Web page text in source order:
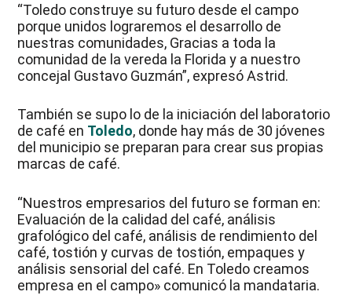
“Toledo construye su futuro desde el campo
porque unidos lograremos el desarrollo de
nuestras comunidades, Gracias a toda la
comunidad de la vereda la Florida y a nuestro
concejal Gustavo Guzmán”, expresó Astrid.
También se supo lo de la iniciación del laboratorio
de café en Toledo, donde hay más de 30 jóvenes
del municipio se preparan para crear sus propias
marcas de café.
“Nuestros empresarios del futuro se forman en:
Evaluación de la calidad del café, análisis
grafológico del café, análisis de rendimiento del
café, tostión y curvas de tostión, empaques y
análisis sensorial del café. En Toledo creamos
empresa en el campo» comunicó la mandataria.